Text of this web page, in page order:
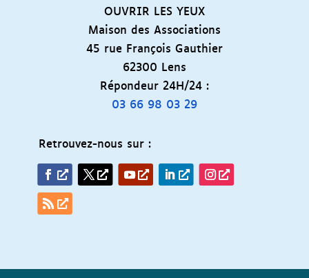
OUVRIR LES YEUX
Maison des Associations
45 rue François Gauthier
62300 Lens
Répondeur 24H/24 :
03 66 98 03 29
Retrouvez-nous sur :
Facebook